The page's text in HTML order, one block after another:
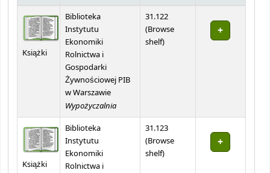
Książki
Biblioteka
Instytutu
Ekonomiki
Rolnictwa i
Gospodarki
Żywnościowej PIB
w Warszawie
Wypożyczalnia
31.122
(Browse
shelf(Opens below)
)
Książki
Biblioteka
Instytutu
Ekonomiki
Rolnictwa i
31.123
(Browse
shelf(Opens below)
)